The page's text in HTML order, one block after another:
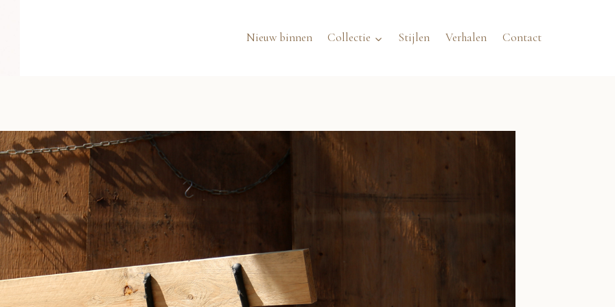
Nieuw binnen Collectie Stijlen Verhalen Contact